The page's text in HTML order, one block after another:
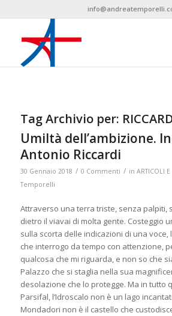
Tag Archivio per:
Umiltà dell’ambizione.
Antonio Riccardi
30 Gennaio 2018 / 0 Commenti / in ARTICOLI E
Temporelli
Attraverso una terra triste, senza palpiti,
dietro il viavai di molta gente. Costeggio
sulla scorta delle indicazioni di una voce,
che interrogo da tempo con attenzione,
qualcosa che mi riguarda, e non so che
Palazzo che si staglia nella sua
desolazione che lo protegge. Ma in tutto
Parsifal, l’Idroscalo non è un lago
Mondadori non è il castello che